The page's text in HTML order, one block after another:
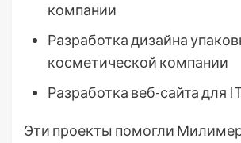
компании
Разработка дизайна
косметической компании
Разработка веб-сайта для
Эти проекты помогли